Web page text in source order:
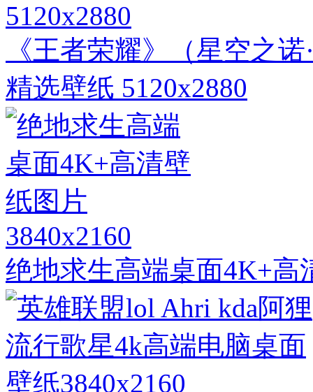
5120x2880
《王者荣耀》（星空之
精选壁纸 5120x2880
3840x2160
绝地求生高端桌面4K+高